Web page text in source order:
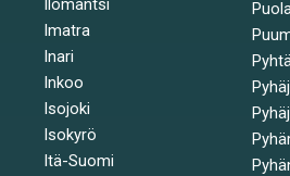
Ilomantsi
Imatra
Inari
Inkoo
Isojoki
Isokyrö
Itä-Suomi